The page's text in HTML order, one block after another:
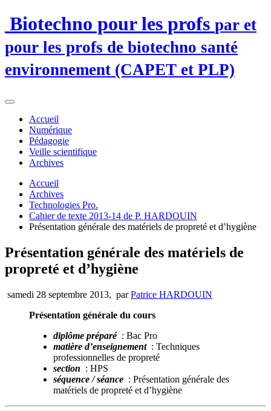
Biotechno pour les profs par et
pour les profs de biotechno santé
environnement (CAPET et PLP)
Accueil
Numérique
Pédagogie
Veille scientifique
Archives
Accueil
Archives
Technologies Pro.
Cahier de texte 2013-14 de P. HARDOUIN
Présentation générale des matériels de propreté et d’hygiène
Présentation générale des matériels de
propreté et d’hygiène
samedi 28 septembre 2013, parPatrice HARDOUIN
Présentation générale du cours
diplôme préparé : Bac Pro
matière d’enseignement : Techniques
professionnelles de propreté
section : HPS
séquence / séance : Présentation générale des
matériels de propreté et d’hygiène